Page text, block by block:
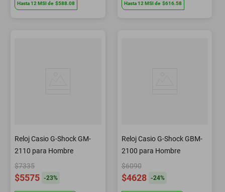
Hasta12 MSIde $588.08 Hasta12 MSIde $616.58
Reloj Casio G-Shock GM-
2110 para Hombre
$7335
$5575 -23%
Reloj Casio G-Shock GBM-
2100 para Hombre
$6090
$4628 -24%